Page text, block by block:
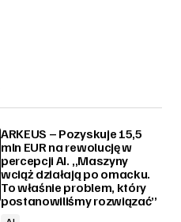
ARKEUS – Pozyskuje 15,5
mln EUR na rewolucję w
percepcji AI. „Maszyny
wciąż działają po omacku.
To właśnie problem, który
postanowiliśmy rozwiązać”